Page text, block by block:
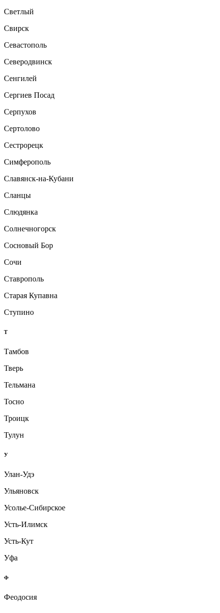
Светлый
Свирск
Севастополь
Северодвинск
Сенгилей
Сергиев Посад
Серпухов
Сертолово
Сестрорецк
Симферополь
Славянск-на-Кубани
Сланцы
Слюдянка
Солнечногорск
Сосновый Бор
Сочи
Ставрополь
Старая Купавна
Ступино
Т
Тамбов
Тверь
Тельмана
Тосно
Троицк
Тулун
У
Улан-Удэ
Ульяновск
Усолье-Сибирское
Усть-Илимск
Усть-Кут
Уфа
Ф
Феодосия